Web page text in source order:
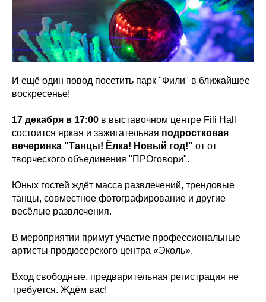
И ещё один повод посетить парк "Фили" в ближайшее
воскресенье!
17 декабря в 17:00 в выставочном центре Fili Hall
состоится яркая и зажигательная подростковая
вечеринка "Танцы! Ёлка! Новый год!" от от
творческого объединения "ПРОговори".
Юных гостей ждёт масса развлечений, трендовые
танцы, совместное фотографирование и другие
весёлые развлечения.
В мероприятии примут участие профессиональные
артисты продюсерского центра «Эколь».
Вход свободные, предварительная регистрация не
требуется. Ждём вас!